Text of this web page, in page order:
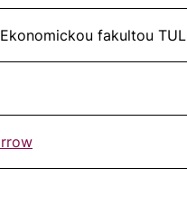
fakultou TUL